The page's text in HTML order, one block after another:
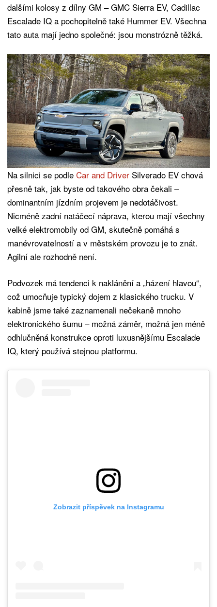
dalšími kolosy z dílny GM – GMC Sierra EV, Cadillac
Escalade IQ a pochopitelně také Hummer EV. Všechna
tato auta mají jedno společné: jsou monstrózně těžká.
Na silnici se podle Car and Driver Silverado EV chová
přesně tak, jak byste od takového obra čekali –
dominantním jízdním projevem je nedotáčivost.
Nicméně zadní natáčecí náprava, kterou mají všechny
velké elektromobily od GM, skutečně pomáhá s
manévrovatelností a v městském provozu je to znát.
Agilní ale rozhodně není.
Podvozek má tendenci k naklánění a „házení hlavou“,
což umocňuje typický dojem z klasického trucku. V
kabině jsme také zaznamenali nečekaně mnoho
elektronického šumu – možná záměr, možná jen méně
odhlučněná konstrukce oproti luxusnějšímu Escalade
IQ, který používá stejnou platformu.
Zobrazit příspěvek na Instagramu